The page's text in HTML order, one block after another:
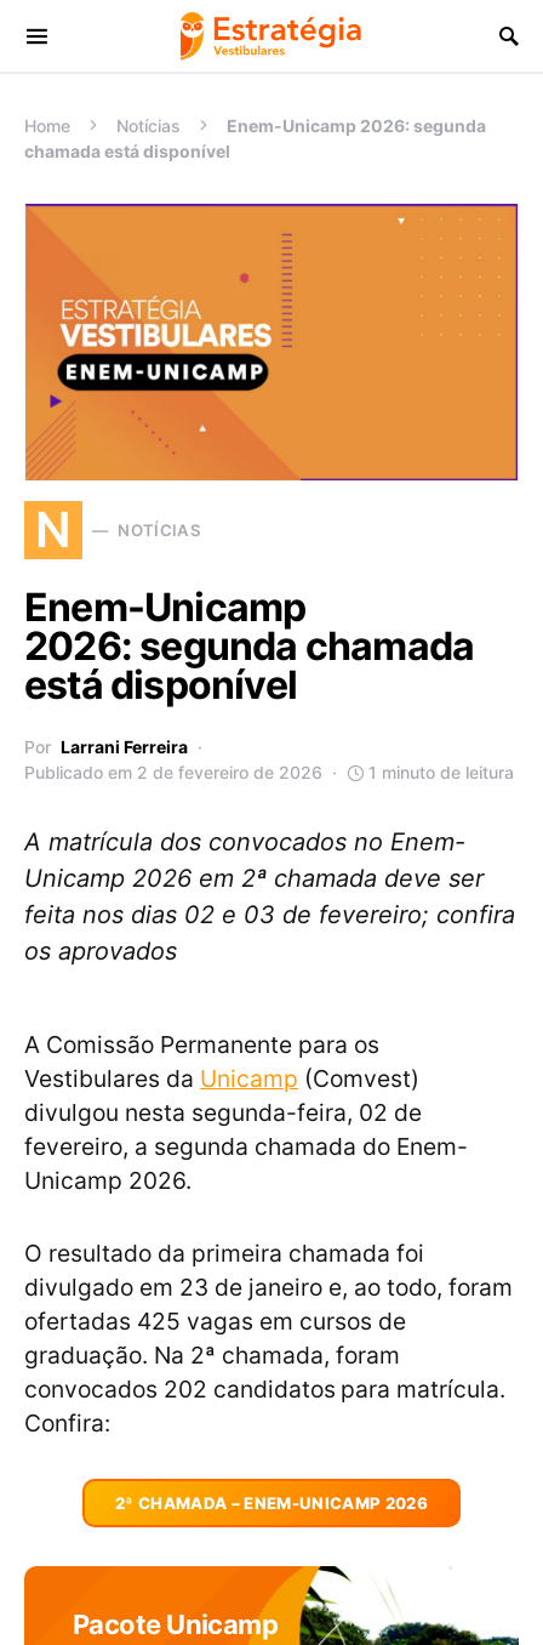
Procurar:
Home Notícias
Enem-Unicamp 2026: segunda
chamada está disponível
N NOTÍCIAS
Enem-Unicamp
2026: segunda chamada
está disponível
Por Larrani Ferreira
Publicado em 2 de fevereiro de 2026
1 minuto de leitura
A matrícula dos convocados no Enem-
Unicamp 2026 em 2ª chamada deve ser
feita nos dias 02 e 03 de fevereiro; confira
os aprovados
A Comissão Permanente para os
Vestibulares da Unicamp (Comvest)
divulgou nesta segunda-feira, 02 de
fevereiro, a segunda chamada do Enem-
Unicamp 2026.
O resultado da primeira chamada foi
divulgado em 23 de janeiro e, ao todo, foram
ofertadas 425 vagas em cursos de
graduação. Na 2ª chamada, foram
convocados 202 candidatos para matrícula.
Confira:
2ª CHAMADA – ENEM-UNICAMP 2026
Pacote Unicamp